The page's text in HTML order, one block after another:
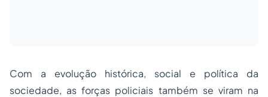
Com a evolução histórica, social e política da
sociedade, as forças policiais também se viram na